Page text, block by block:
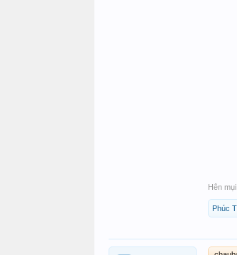
Hên
Phúc